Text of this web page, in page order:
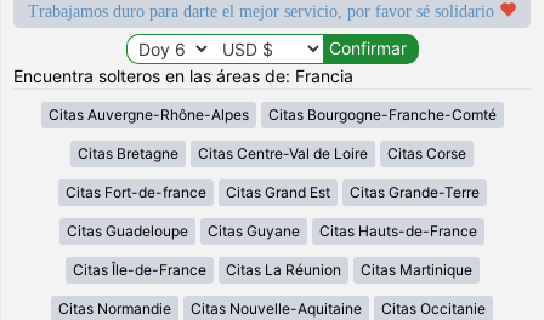
Trabajamos duro para darte el mejor servicio, por favor sé solidario
Encuentra solteros en las áreas de: Francia
Citas Auvergne-Rhône-Alpes Citas Bourgogne-Franche-Comté
Citas Bretagne Citas Centre-Val de Loire Citas Corse
Citas Fort-de-france Citas Grand Est Citas Grande-Terre
Citas Guadeloupe Citas Guyane Citas Hauts-de-France
Citas Île-de-France Citas La Réunion Citas Martinique
Citas Normandie Citas Nouvelle-Aquitaine Citas Occitanie